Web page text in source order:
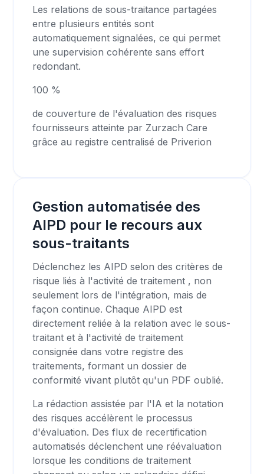
Les relations de sous-traitance partagées
entre plusieurs entités sont
automatiquement signalées, ce qui permet
une supervision cohérente sans effort
redondant.
100 %
de couverture de l'évaluation des risques
fournisseurs atteinte par Zurzach Care
grâce au registre centralisé de Priverion
Gestion automatisée des
AIPD pour le recours aux
sous-traitants
Déclenchez les AIPD selon des critères de
risque liés à l'activité de traitement , non
seulement lors de l'intégration, mais de
façon continue. Chaque AIPD est
directement reliée à la relation avec le sous-
traitant et à l'activité de traitement
consignée dans votre registre des
traitements, formant un dossier de
conformité vivant plutôt qu'un PDF oublié.
La rédaction assistée par l'IA et la notation
des risques accélèrent le processus
d'évaluation. Des flux de recertification
automatisés déclenchent une réévaluation
lorsque les conditions de traitement